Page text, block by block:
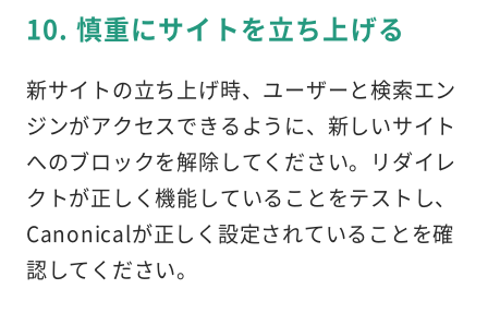
10. 慎重にサイトを立ち上げる
新サイトの立ち上げ時、ユーザーと検索エン
ジンがアクセスできるように、新しいサイト
へのブロックを解除してください。リダイレ
クトが正しく機能していることをテストし、
Canonicalが正しく設定されていることを確
認してください。